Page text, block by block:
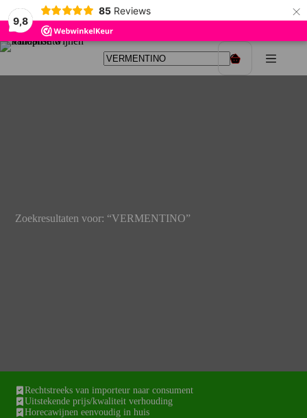
9,8
85 Reviews ×
Ga
Winkelwagen
Zoekresultaten voor: “VERMENTINO”
Rechtstreeks van importeur naar consument
Uitstekende prijs/kwaliteit verhouding
Horecawijnen eenvoudig in huis